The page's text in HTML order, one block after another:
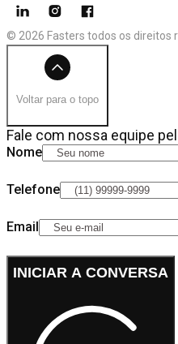
© 2026 Fasters todos os direitos
Voltar para o topo
Fale com nossa equipe
Nome
Telefone
Email
INICIAR A CONVERSA